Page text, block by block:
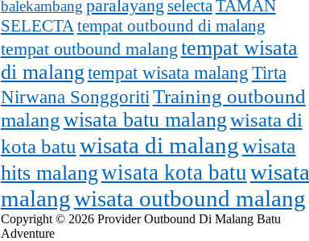
balekambang paralayang selectaTAMAN
SELECTA tempat outbound di malang
tempat outbound malang tempat wisata
di malangtempat wisata malangTirta
Nirwana SonggoritiTraining outbound
malangwisata batu malangwisata di
kota batuwisata di malangwisata
hits malangwisata kota batu wisata
malangwisata outbound malang
Copyright © 2026 Provider Outbound Di Malang Batu
Adventure